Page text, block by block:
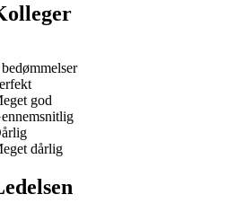
god
dårlig